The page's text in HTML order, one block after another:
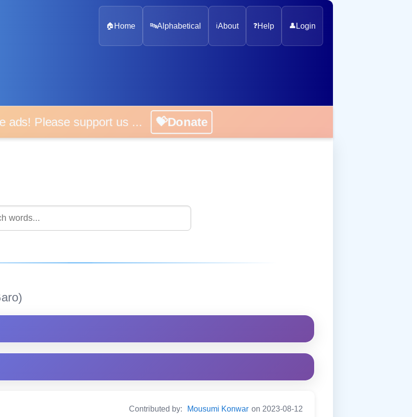
🏠 Home 🔤Alphabetical ℹ️About ❓Help 👤 Login
Please support us ... 💝Donate
Contributed by: Mousumi Konwar on 2023-08-12